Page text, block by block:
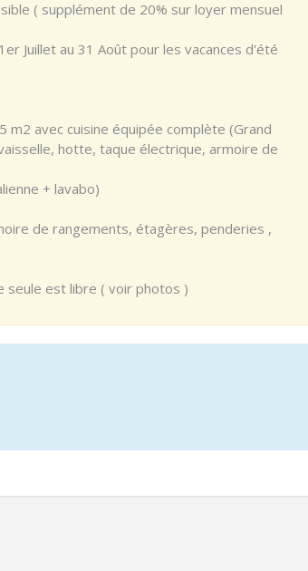
( supplément de 20% sur loyer mensuel
Juillet au 31 Août pour les vacances d'été
m2 avec cuisine équipée complète (Grand
hotte, taque électrique, armoire de
+ lavabo)
de rangements, étagères, penderies ,
seule est libre ( voir photos )